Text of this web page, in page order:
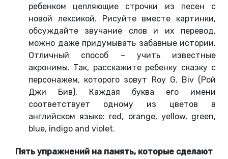
ребенком цепляющие строчки из песен с
новой лексикой. Рисуйте вместе картинки,
обсуждайте звучание слов и их перевод,
можно даже придумывать забавные истории.
Отличный способ – учить известные
акронимы. Так, расскажите ребенку сказку с
персонажем, которого зовут Roy G. Biv (Рой
Джи Бив). Каждая буква его имени
соответствует одному из цветов в
английском языке: red, orange, yellow, green,
blue, indigo and violet.
Пять упражнений на память, которые сделают